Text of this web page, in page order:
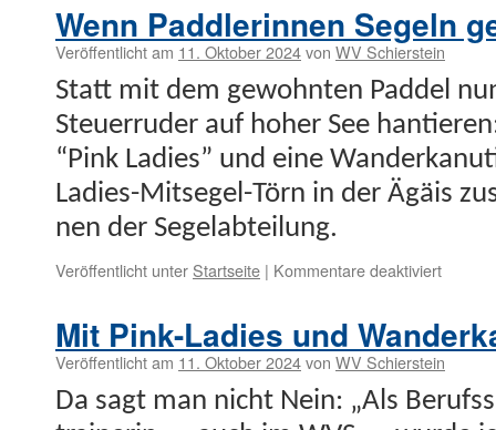
Wenn Paddlerinnen Segeln
Veröffentlicht am 11. Oktober 2024von WV Schierstein
Statt mit dem gewohn­ten Pad­del
Steuer­rud­er auf hoher See
“Pink Ladies” und eine
Ladies-Mit­segel-Törn in der Ägäis
nen der Segelabteilung.
Veröffentlicht unter Startseite | Kommentare deaktiviertfür
Segeln
gehen
Mit Pink-Ladies und
Veröffentlicht am 11. Oktober 2024von WV Schierstein
Da sagt man nicht Nein: „Als